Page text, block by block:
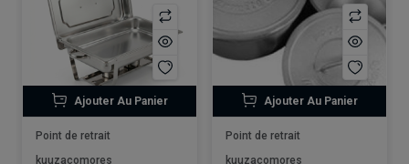
Ajouter Au Panier
Point de retrait
kuuzacomores
Ajouter Au Panier
Point de retrait
kuuzacomores